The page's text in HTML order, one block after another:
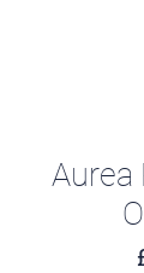
Aurea